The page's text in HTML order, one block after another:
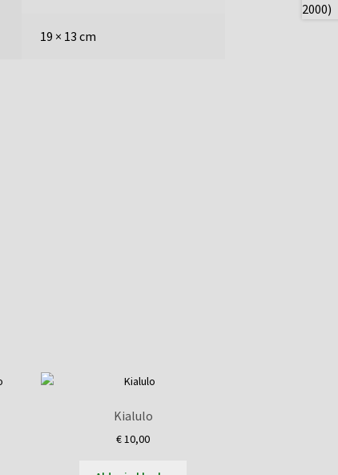
19 × 13 cm
Kialulo
€10,00